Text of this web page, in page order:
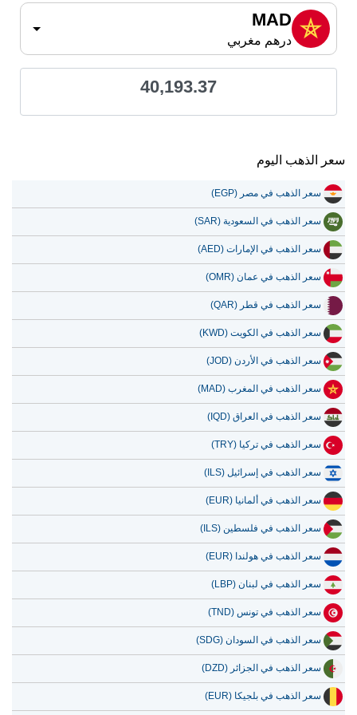
MAD
درهم مغربي
40,193.37
سعر الذهب اليوم
سعر الذهب في مصر (EGP)
سعر الذهب في السعودية (SAR)
سعر الذهب في الإمارات (AED)
سعر الذهب في عمان (OMR)
سعر الذهب في قطر (QAR)
سعر الذهب في الكويت (KWD)
سعر الذهب في الأردن (JOD)
سعر الذهب في المغرب (MAD)
سعر الذهب في العراق (IQD)
سعر الذهب في تركيا (TRY)
سعر الذهب في إسرائيل (ILS)
سعر الذهب في ألمانيا (EUR)
سعر الذهب في فلسطين (ILS)
سعر الذهب في هولندا (EUR)
سعر الذهب في لبنان (LBP)
سعر الذهب في تونس (TND)
سعر الذهب في السودان (SDG)
سعر الذهب في الجزائر (DZD)
سعر الذهب في بلجيكا (EUR)